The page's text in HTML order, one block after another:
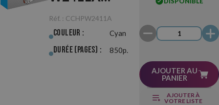
(216A) Cyan
Réf. : CCHPW2411A
Couleur : Cyan
Durée (pages) : 850p.
AJOUTER AU
PANIER
AJOUTER À
VOTRE LISTE